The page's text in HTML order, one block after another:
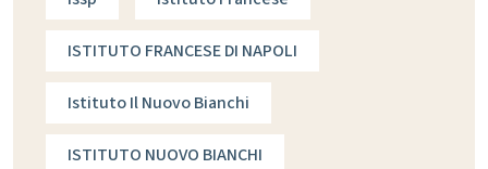
ISTITUTO FRANCESE DI NAPOLI
Istituto Il Nuovo Bianchi
ISTITUTO NUOVO BIANCHI